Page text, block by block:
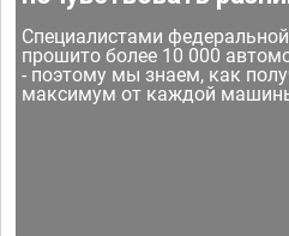
Специалистами
прошито более 10 000
- поэтому мы знаем, как
максимум от каждой